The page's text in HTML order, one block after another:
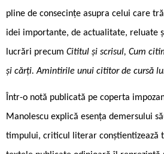
pline de consecințe asupra celui care
idei importante, de actualitate, reluate
lucrări precum Cititul și scrisul, Cum
și cărți. Amintirile unui cititor de cursă
Într-o notă publicată pe coperta
Manolescu explică esența demersului
timpului, criticul literar conștientizează